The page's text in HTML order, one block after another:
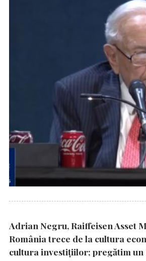
Adrian Negru, Raiffeisen Asset
România trece de la cultura
cultura investițiilor; pregătim un